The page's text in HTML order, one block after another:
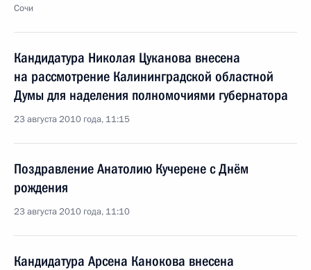
Сочи
Кандидатура Николая Цуканова внесена
на рассмотрение Калининградской областной
Думы для наделения полномочиями губернатора
23 августа 2010 года, 11:15
Поздравление Анатолию Кучерене с Днём
рождения
23 августа 2010 года, 11:10
Кандидатура Арсена Канокова внесена